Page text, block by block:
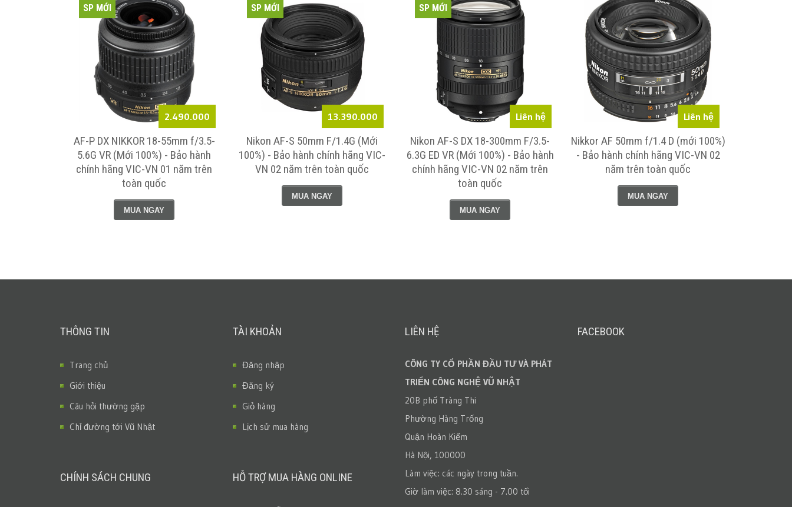
2.490.000
SP MỚI
AF-P DX NIKKOR 18-55mm f/3.5-
5.6G VR (Mới 100%) - Bảo hành
chính hãng VIC-VN 01 năm trên
toàn quốc
MUA NGAY
13.390.000
SP MỚI
Nikon AF-S 50mm F/1.4G (Mới
100%) - Bảo hành chính hãng VIC-
VN 02 năm trên toàn quốc
MUA NGAY
Liên hệ
SP MỚI
Nikon AF-S DX 18-300mm F/3.5-
6.3G ED VR (Mới 100%) - Bảo hành
chính hãng VIC-VN 02 năm trên
toàn quốc
MUA NGAY
Liên hệ
Nikkor AF 50mm f/1.4 D (mới 100%)
- Bảo hành chính hãng VIC-VN 02
năm trên toàn quốc
MUA NGAY
THÔNG TIN
Trang chủ
Giới thiệu
Câu hỏi thường gặp
Chỉ đường tới Vũ Nhật
CHÍNH SÁCH CHUNG
TÀI KHOẢN
Đăng nhập
Đăng ký
Giỏ hàng
Lịch sử mua hàng
HỖ TRỢ MUA HÀNG ONLINE
LIÊN HỆ
CÔNG TY CỔ PHẦN ĐẦU TƯ VÀ PHÁT
TRIỂN CÔNG NGHỆ VŨ NHẬT
20B phố Tràng Thi
Phường Hàng Trống
Quận Hoàn Kiếm
Hà Nội, 100000
Làm việc: các ngày trong tuần.
Giờ làm việc: 8.30 sáng - 7.00 tối
FACEBOOK